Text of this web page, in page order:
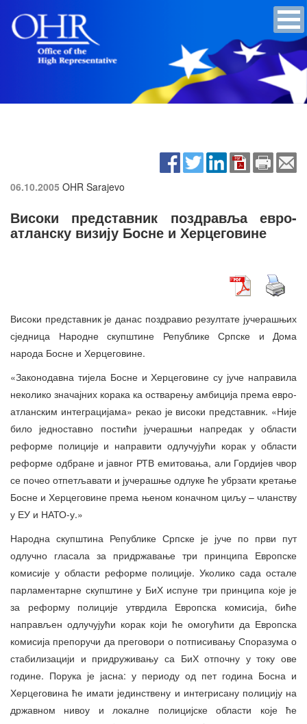
06.10.2005 OHR Sarajevo
Високи представник поздравља евро-
атланску визију Босне и Херцеговине
Високи представник је данас поздравио резултате јучерашњих
сједница Народне скупштине Републике Српске и Дома
народа Босне и Херцеговине.
«Законодавна тијела Босне и Херцеговине су јуче направила
неколико значајних корака ка остварењу амбиција према евро-
атланским интеграцијама» рекао је високи представник. «Није
било једноставно постићи јучерашњи напредак у области
реформе полиције и направити одлучујући корак у области
реформе одбране и јавног РТВ емитовања, али Гордијев чвор
се почео отпетљавати и јучерашње одлуке ће убрзати кретање
Босне и Херцеговине према њеном коначном циљу – чланству
у ЕУ и НАТО-у.»
Народна скупштина Републике Српске је јуче по први пут
одлучно гласала за придржавање три принципа Европске
комисије у области реформе полиције. Уколико сада остале
парламентарне скупштине у БиХ испуне три принципа које је
за реформу полиције утврдила Европска комисија, биће
направљен одлучујући корак који ће омогућити да Европска
комисија препоручи да преговори о потписивању Споразума о
стабилизацији и придруживању са БиХ отпочну у току ове
године. Порука је јасна: у периоду од пет година Босна и
Херцеговина ће имати јединствену и интегрисану полицију на
државном нивоу и локалне полицијске области које ће